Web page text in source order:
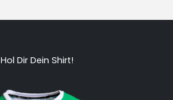
Hol Dir Dein Shirt!